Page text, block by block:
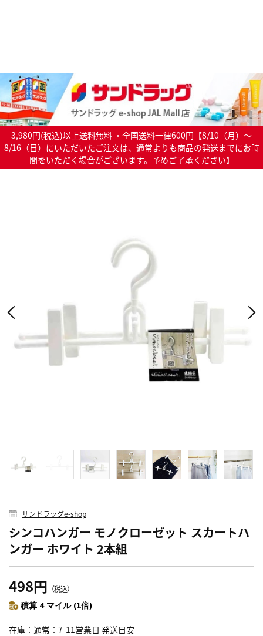
3,980円(税込)以上送料無料 ・全国送料一律600円【8/10（月）～
8/16（日）にいただいたご注文は、通常よりも商品の発送までにお時
間をいただく場合がございます。予めご了承ください】
サンドラッグe-shop
シンコハンガー モノクローゼット スカートハ
ンガー ホワイト 2本組
498円 （税込）
積算 4 マイル (1倍)
在庫 通常：7-11営業日 発送目安